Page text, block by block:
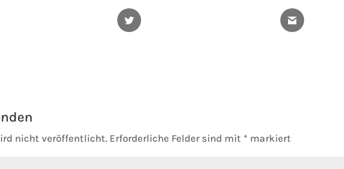
nicht veröffentlicht. Erforderliche Felder sind mit * markiert